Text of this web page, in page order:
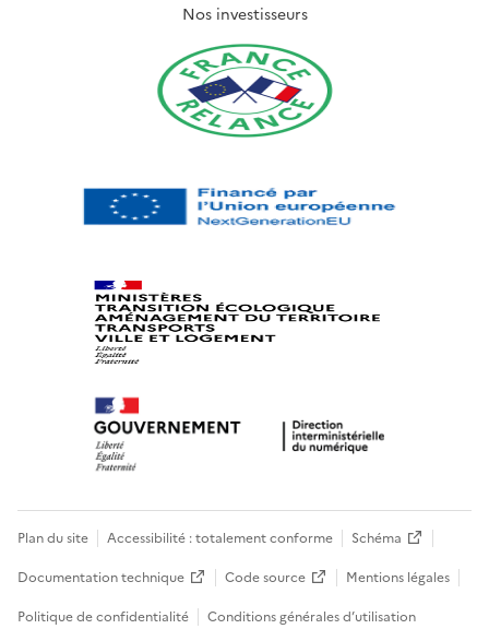
Nos investisseurs
Plan du site Accessibilité : totalement conforme
Schéma
Documentation technique
Code source
Mentions légales
Politique de confidentialité
Conditions générales d’utilisation